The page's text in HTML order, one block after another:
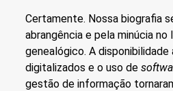
Certamente. Nossa biografia
abrangência e pela minúcia
genealógico. A
digitalizados e o uso de
gestão de informação